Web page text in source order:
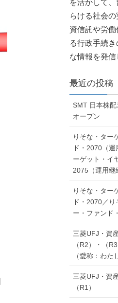
を活かして
らける社会
資信託や労
る行政手続
な情報を発信
最近の投稿
SMT 日本株配
オープン
りそな・ター
ド・2070（
ーゲット・イ
2075（運用継
りそな・ター
ド・2070／
ー・ファンド
三菱UFJ・資
（R2）・（
（愛称：わた
三菱UFJ・資
（R1）